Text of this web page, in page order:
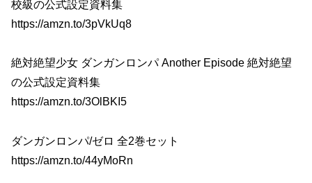
校級の公式設定資料集
https://amzn.to/3pVkUq8
絶対絶望少女 ダンガンロンパ Another Episode 絶対絶望
の公式設定資料集
https://amzn.to/3OlBKI5
ダンガンロンパ/ゼロ 全2巻セット
https://amzn.to/44yMoRn